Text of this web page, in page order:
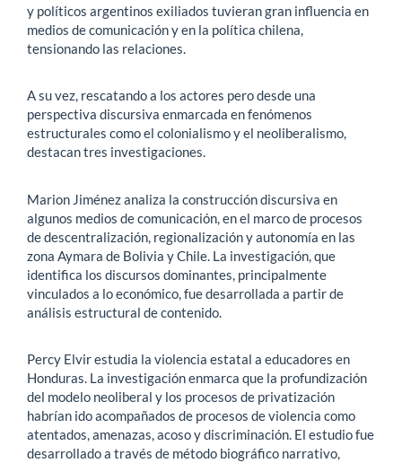
y políticos argentinos exiliados tuvieran gran influencia en
medios de comunicación y en la política chilena,
tensionando las relaciones.
A su vez, rescatando a los actores pero desde una
perspectiva discursiva enmarcada en fenómenos
estructurales como el colonialismo y el neoliberalismo,
destacan tres investigaciones.
Marion Jiménez analiza la construcción discursiva en
algunos medios de comunicación, en el marco de procesos
de descentralización, regionalización y autonomía en las
zona Aymara de Bolivia y Chile. La investigación, que
identifica los discursos dominantes, principalmente
vinculados a lo económico, fue desarrollada a partir de
análisis estructural de contenido.
Percy Elvir estudia la violencia estatal a educadores en
Honduras. La investigación enmarca que la profundización
del modelo neoliberal y los procesos de privatización
habrían ido acompañados de procesos de violencia como
atentados, amenazas, acoso y discriminación. El estudio fue
desarrollado a través de método biográfico narrativo,